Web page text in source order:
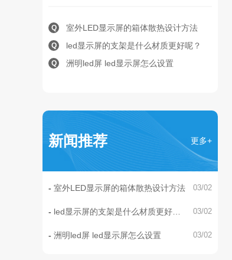
Q 室外LED显示屏的箱体散热设计方法
Q led显示屏的支架是什么材质更好呢？
Q 洲明led屏 led显示屏怎么设置
新闻推荐 更多+
室外LED显示屏的箱体散热设计方法 03/02
led显示屏的支架是什么材质更好
呢？
03/02
洲明led屏 led显示屏怎么设置 03/02